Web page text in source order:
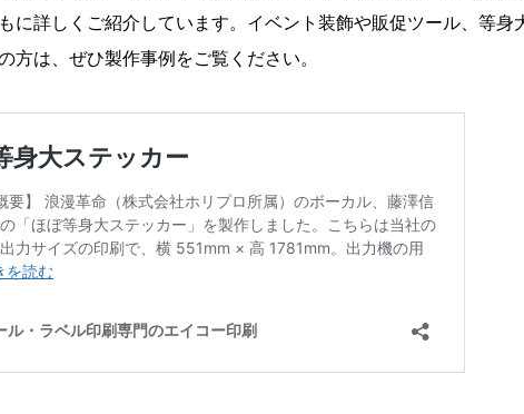
に詳しくご紹介しています。イベント装飾や販促ツール、等身
方は、ぜひ製作事例をご覧ください。